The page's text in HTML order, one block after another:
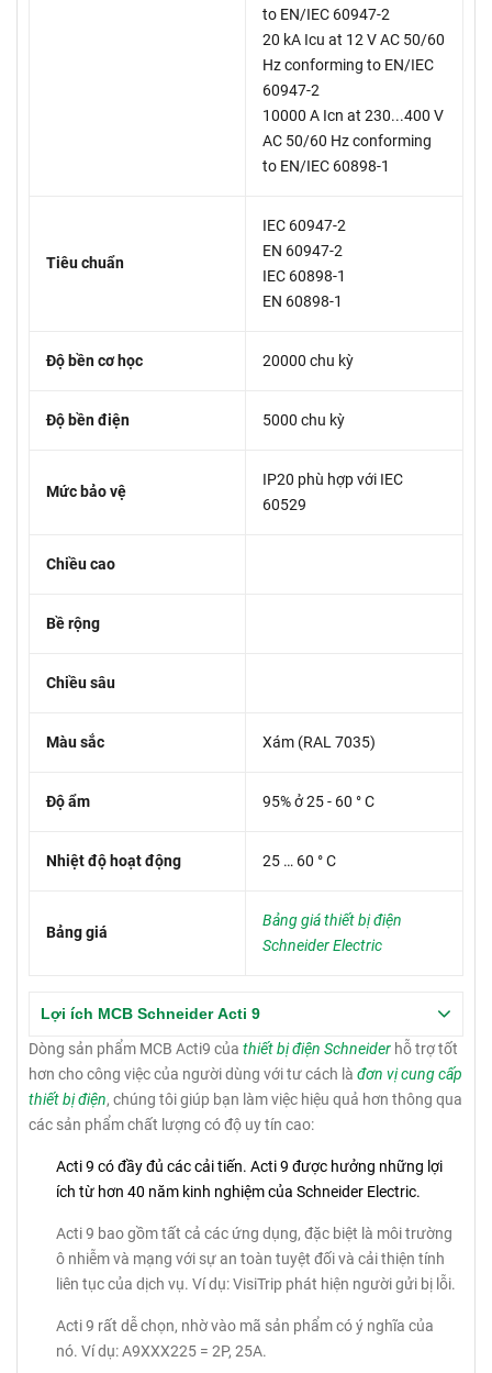
to EN/IEC 60947-2
20 kA Icu at 12 V AC 50/60
Hz conforming to EN/IEC
60947-2
10000 A Icn at 230...400 V
AC 50/60 Hz conforming
to EN/IEC 60898-1
Tiêu chuẩn
IEC 60947-2
EN 60947-2
IEC 60898-1
EN 60898-1
Độ bền cơ học 20000 chu kỳ
Độ bền điện 5000 chu kỳ
Mức bảo vệ
IP20 phù hợp với IEC
60529
Chiều cao
Bề rộng
Chiều sâu
Màu sắc Xám (RAL 7035)
Độ ẩm 95% ở 25 - 60 ° C
Nhiệt độ hoạt động 25 … 60 ° C
Bảng giá
Bảng giá thiết bị điện
Schneider Electric
Lợi ích MCB Schneider Acti 9
Dòng sản phẩm MCB Acti9 của thiết bị điện Schneider hỗ trợ tốt
hơn cho công việc của người dùng với tư cách là đơn vị cung cấp
thiết bị điện, chúng tôi giúp bạn làm việc hiệu quả hơn thông qua
các sản phẩm chất lượng có độ uy tín cao:
Acti 9 có đầy đủ các cải tiến. Acti 9 được hưởng những lợi
ích từ hơn 40 năm kinh nghiệm của Schneider Electric.
Acti 9 bao gồm tất cả các ứng dụng, đặc biệt là môi trường
ô nhiễm và mạng với sự an toàn tuyệt đối và cải thiện tính
liên tục của dịch vụ. Ví dụ: VisiTrip phát hiện người gửi bị lỗi.
Acti 9 rất dễ chọn, nhờ vào mã sản phẩm có ý nghĩa của
nó. Ví dụ: A9XXX225 = 2P, 25A.